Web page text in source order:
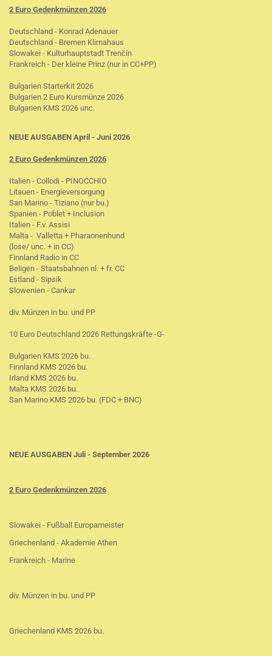
2 Euro Gedenkmünzen 2026
Deutschland - Konrad Adenauer
Deutschland - Bremen Klimahaus
Slowakei - Kulturhauptstadt Trenčín
Frankreich - Der kleine Prinz (nur in CC+PP)
Bulgarien Starterkit 2026
Bulgarien 2 Euro Kursmünze 2026
Bulgarien KMS 2026 unc.
NEUE AUSGABEN April - Juni 2026
2 Euro Gedenkmünzen 2026
Italien - Collodi - PINOCCHIO
Litauen - Energieversorgung
San Marino - Tiziano (nur bu.)
Spanien - Poblet + Inclusion
Italien - F.v. Assisi
Malta - Valletta + Pharaonenhund
(lose/ unc. + in CC)
Finnland Radio in CC
Beligen - Staatsbahnen nl. + fr. CC
Estland - Sipsik
Slowenien - Cankar
div. Münzen in bu. und PP
10 Euro Deutschland 2026 Rettungskräfte -G-
Bulgarien KMS 2026 bu.
Finnland KMS 2026 bu.
Irland KMS 2026 bu.
Malta KMS 2026 bu.
San Marino KMS 2026 bu. (FDC + BNC)
NEUE AUSGABEN Juli - September 2026
2 Euro Gedenkmünzen 2026
Slowakei - Fußball Europameister
Griechenland - Akademie Athen
Frankreich - Marine
div. Münzen in bu. und PP
Griechenland KMS 2026 bu.